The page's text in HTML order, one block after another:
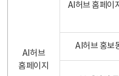
AI허브
홈페이지
AI허브 홈페이
AI허브 홍보